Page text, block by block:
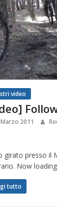
video
2011
girato presso il
Now
tutto